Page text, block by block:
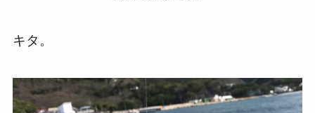
キタ。